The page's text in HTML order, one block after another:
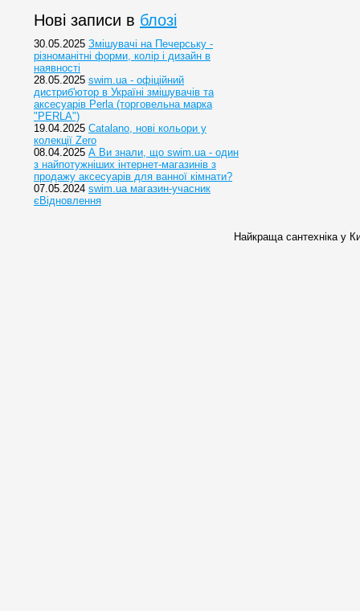
Нові записи в блозі
30.05.2025 Змішувачі на Печерську -
різноманітні форми, колір і дизайн в
наявності
28.05.2025 swim.ua - офіційний
дистриб'ютор в Україні змішувачів та
аксесуарів Perla (торговельна марка
"PERLA")
19.04.2025 Catalano, нові кольори у
колекції Zero
08.04.2025 А Ви знали, що swim.ua - один
з найпотужніших інтернет-магазинів з
продажу аксесуарів для ванної кімнати?
07.05.2024 swim.ua магазин-учасник
єВідновлення
Найкраща сантехніка у